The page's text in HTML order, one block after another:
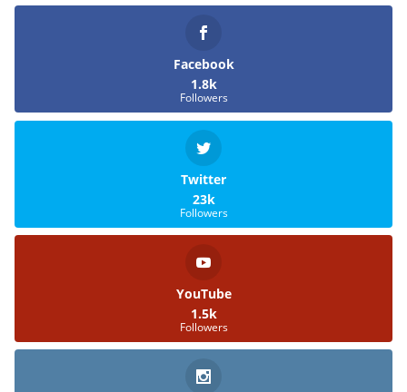
Facebook
1.8k
Followers
Twitter
23k
Followers
YouTube
1.5k
Followers